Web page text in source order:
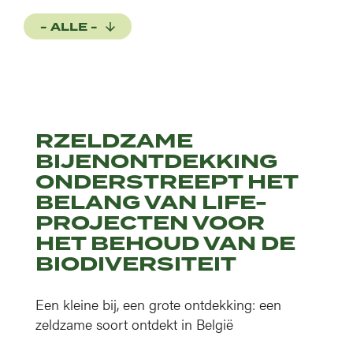
- ALLE -
RZELDZAME
BIJENONTDEKKING
ONDERSTREEPT HET
BELANG VAN LIFE-
PROJECTEN VOOR
HET BEHOUD VAN DE
BIODIVERSITEIT
Een kleine bij, een grote ontdekking: een
zeldzame soort ontdekt in België